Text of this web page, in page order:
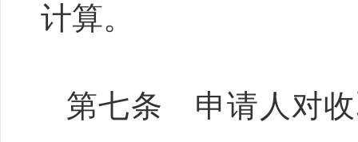
计算。
第七条 申请人对收